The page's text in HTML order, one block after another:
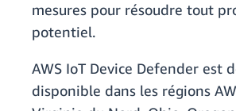
mesures pour résoudre tout
potentiel.
AWS IoT Device Defender est
disponible dans les régions